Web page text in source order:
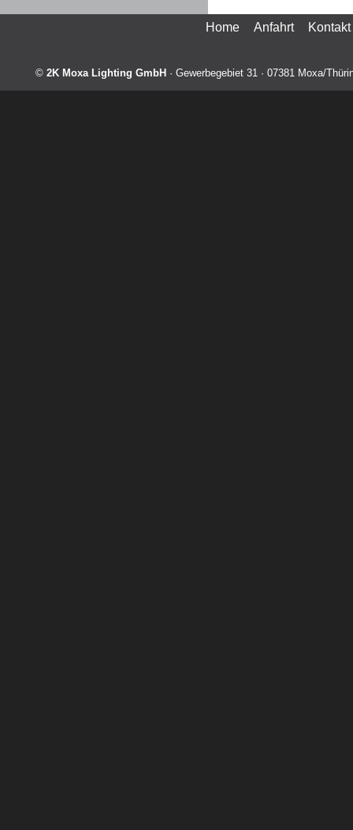
Home Anfahrt Kontakt
© 2K Moxa Lighting GmbH · Gewerbegebiet 31 · 07381 Moxa/